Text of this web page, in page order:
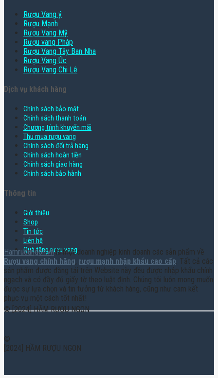
Rượu Vang ý
Rượu Mạnh
Rượu Vang Mỹ
Rượu vang Pháp
Rượu Vang Tây Ban Nha
Rượu Vang Úc
Rượu Vang Chi Lê
Dịch vụ khách hàng
Chính sách bảo mật
Chính sách thanh toán
Chương trình khuyến mãi
Thu mua rượu vang
Chính sách đổi trả hàng
Chính sách hoàn tiền
Chính sách giao hàng
Chính sách bảo hành
Thông tin
Giới thiệu
Shop
Tin tức
Liên hệ
Quà tặng rượu vang
Hamruoungon.vnlà một doanh nghiệp kinh doanh các sản phẩm về
Rượu vang chính hãng, rượu mạnh nhập khẩu cao cấp. Tất cả các
sản phẩm được đăng tải trên Website này đều được nhập khẩu chính
ngạch và có đầy đủ giấy tờ theo luật định. Chúng tôi luôn mong muốn
được sự lựa chọn và tin tưởng từ khách hàng, cũng như cam kết
phục vụ một cách tốt nhất!
© [2024] HẦM RƯỢU NGON
©
[2024] HẦM RƯỢU NGON